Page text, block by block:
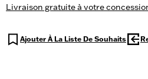
Livraison gratuite à votre
Ajouter À La Liste De Souhaits